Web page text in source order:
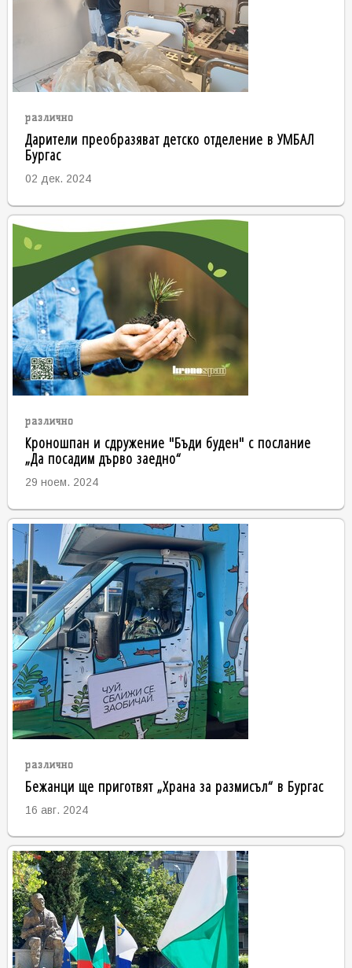
различно
Дарители преобразяват детско отделение в УМБАЛ
Бургас
02 дек. 2024
различно
Кроношпан и сдружение "Бъди буден" с послание
„Да посадим дърво заедно“
29 ноем. 2024
различно
Бежанци ще приготвят „Храна за размисъл“ в Бургас
16 авг. 2024